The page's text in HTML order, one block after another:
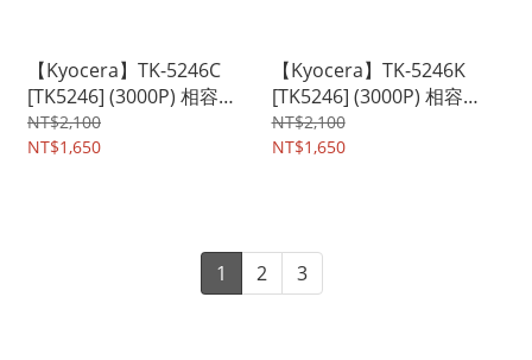
【Kyocera】TK-5246C
[TK5246] (3000P) 相容藍
色碳粉匣, ECOSYS
P5025CDN/ M5525CDN
NT$2,100
NT$1,650
【Kyocera】TK-5246K
[TK5246] (3000P) 相容黑
色碳粉匣, ECOSYS
P5025CDN/ M5525CDN
NT$2,100
NT$1,650
1 2 3